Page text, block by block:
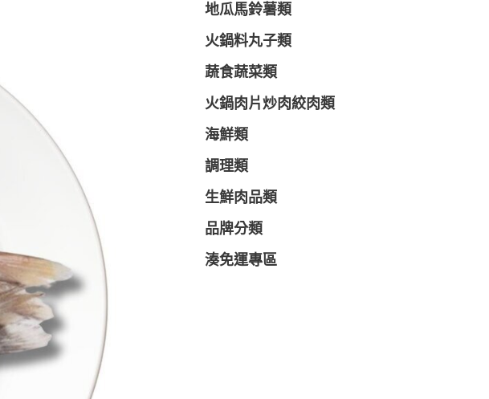
地瓜馬鈴薯類
火鍋料丸子類
蔬食蔬菜類
火鍋肉片炒肉絞肉類
海鮮類
調理類
生鮮肉品類
品牌分類
湊免運專區